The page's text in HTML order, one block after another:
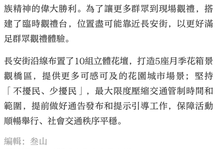
族精神的偉大勝利。為了讓更多群眾到現場觀禮，搭
建了臨時觀禮台，位置盡可能靠近長安街，以更好滿
足群眾觀禮體驗。
長安街沿線布置了10組立體花壇，打造5座月季花箱景
觀橋區，提供更多可感可及的花園城市場景；堅持
「不擾民、少擾民」，最大限度壓縮交通管制時間和
範圍，提前做好通告發布和提示引導工作，保障活動
順暢舉行、社會交通秩序平穩。
編輯：叁山